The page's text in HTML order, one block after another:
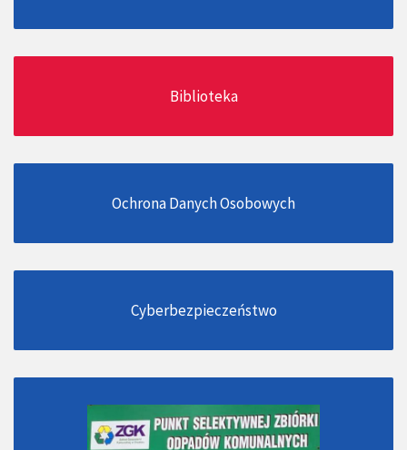
Biblioteka
Ochrona Danych Osobowych
Cyberbezpieczeństwo